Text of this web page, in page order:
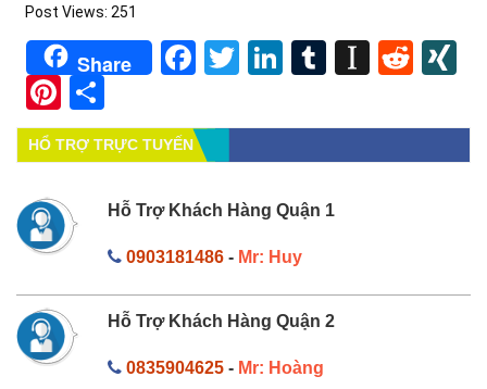
Post Views: 251
Share Facebook
TwitterLinkedIn
Tumblr
Pinterest
HỔ TRỢ TRỰC TUYẾN
Hỗ Trợ Khách Hàng Quận 1
0903181486- Mr: Huy
Hỗ Trợ Khách Hàng Quận 2
0835904625- Mr: Hoàng